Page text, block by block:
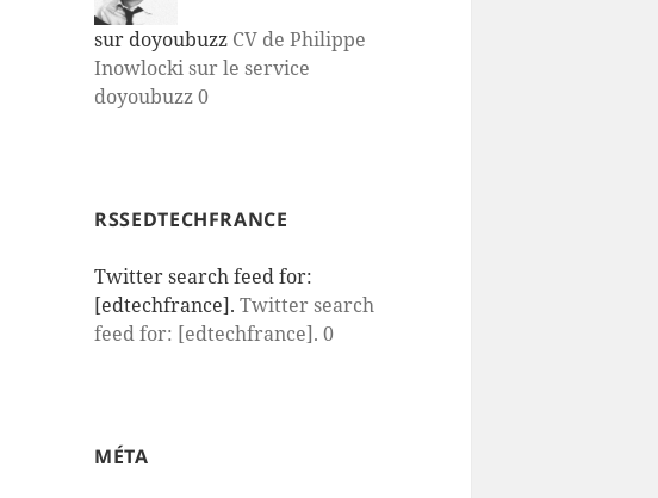
sur doyoubuzz CV de Philippe
Inowlocki sur le service
doyoubuzz 0
RSSEDTECHFRANCE
Twitter search feed for:
[edtechfrance]. Twitter search
feed for: [edtechfrance]. 0
MÉTA